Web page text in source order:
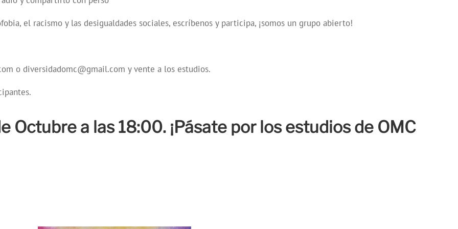
el racismo y las desigualdades sociales, escríbenos y participa, ¡somos un grupo abierto!
o diversidadomc@gmail.com y vente a los estudios.
Octubre a las 18:00. ¡Pásate por los estudios de OMC